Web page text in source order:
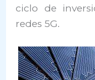
ciclo de
redes 5G.